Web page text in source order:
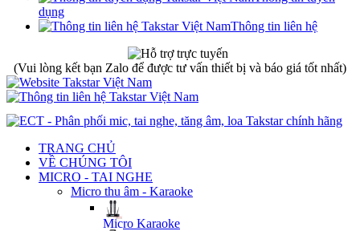
dụng
Thông tin liên hệ
(Vui lòng kết bạn Zalo để được tư vấn thiết bị và báo giá tốt nhất)
TRANG CHỦ
VỀ CHÚNG TÔI
MICRO - TAI NGHE
Micro thu âm - Karaoke
Micro Karaoke